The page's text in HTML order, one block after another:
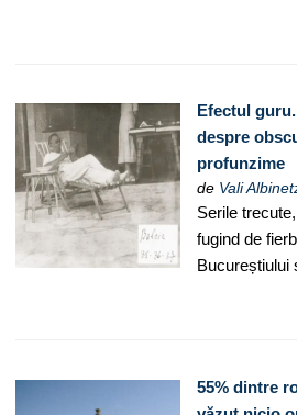
Efectul
despre
profunzime
de Vali
Serile
fugind de
55% dintre